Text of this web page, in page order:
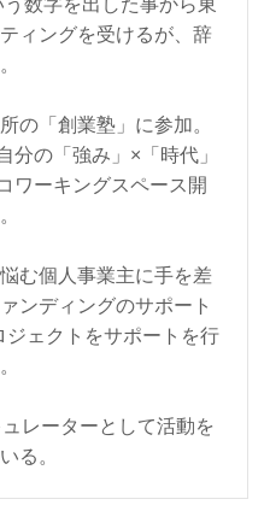
ィングを受けるが、辞
の「創業塾」に参加。
分の「強み」×「時代」
ワーキングスペース開
む個人事業主に手を差
ンディングのサポート
ェクトをサポートを行
レーターとして活動を
る。